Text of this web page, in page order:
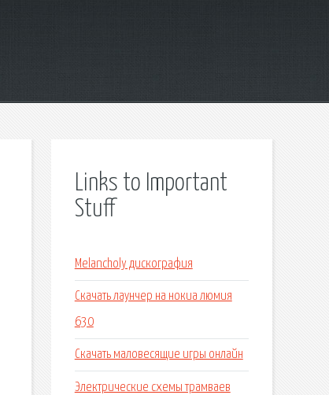
Links to Important
Stuff
Melancholy дискография
Скачать лаунчер на нокиа люмия
630
Скачать маловесящие игры онлайн
Электрические схемы трамваев